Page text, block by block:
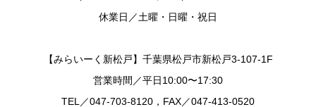
休業日／土曜・日曜・祝日
【みらいーく新松戸】千葉県松戸市新松戸3-107-1F
営業時間／平日10:00〜17:30
TEL／047-703-8120，FAX／047-413-0520